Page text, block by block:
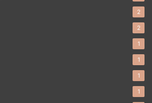
2
2
1
1
1
1